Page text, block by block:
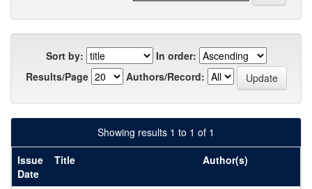
Sort by:
In order:
Results/Page
Authors/Record:
Showing results 1 to 1 of 1
Issue
Date
Title Author(s)